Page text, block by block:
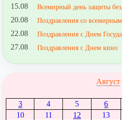
15.08 Всемирный день защиты
20.08 Поздравления со
22.08 Поздравления с Днем
27.08 Поздравления с Днем кино
Август
3
4 5 6
10
11 12 13